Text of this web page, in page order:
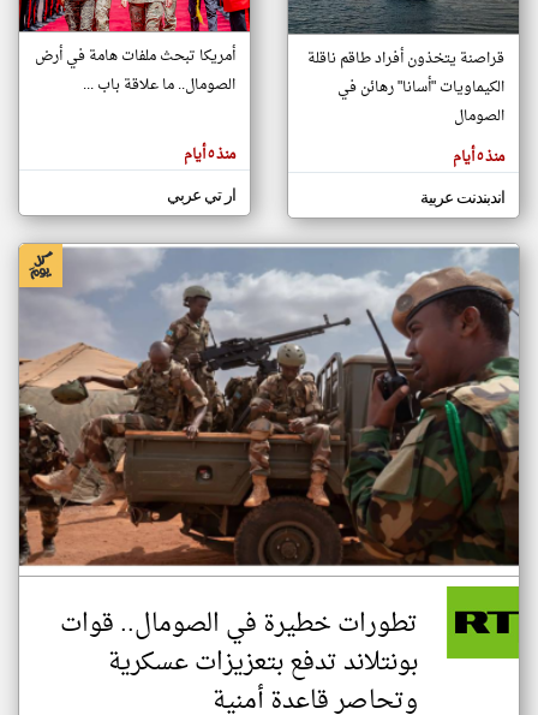
تغيير الدولة
اخبار الصومال على مدار الساعة
أهم اخبار الصومال العاجلة والمباشرة
المقالات
هنا عن
وجهة
كاتبيها.
قراصنة يتخذون أفراد طاقم ناقلة
الكيماويات "أسانا" رهائن في
الصومال
منذ ٥ أيام
اندبندنت عربية
أمريكا تبحث ملفات هامة في أرض
الصومال.. ما علاقة باب ...
منذ ٥ أيام
ار تي عربي
تطورات خطيرة في الصومال.. قوات
بونتلاند تدفع بتعزيزات عسكرية
وتحاصر قاعدة أمنية
klyoum.com